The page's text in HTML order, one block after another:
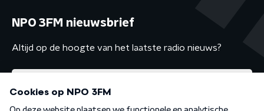
NPO 3FM nieuwsbrief
Altijd op de hoogte van het laatste radio nieuws?